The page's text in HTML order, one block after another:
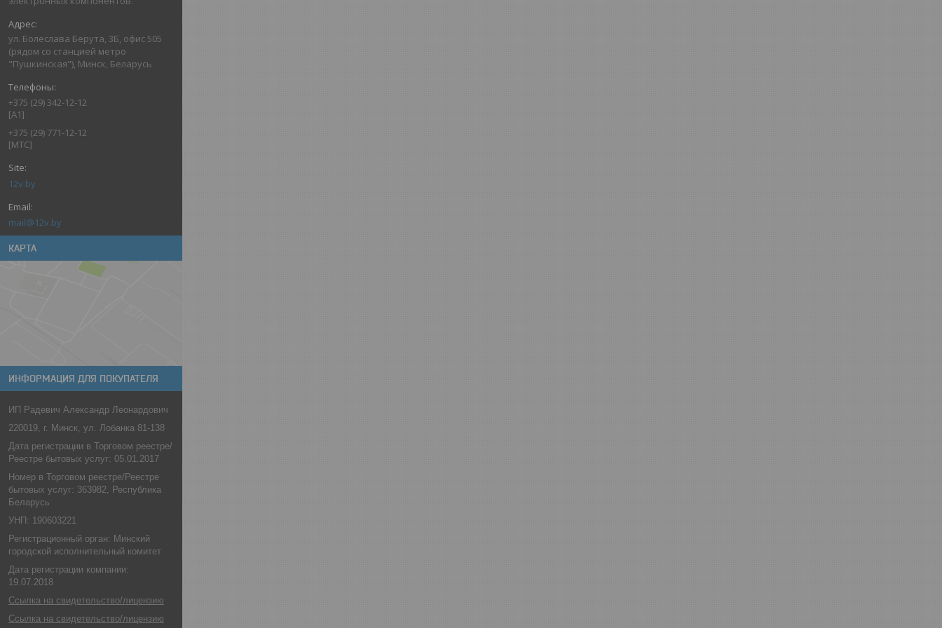
ул. Болеслава Берута, 3Б, офис 505
(рядом со станцией метро
"Пушкинская"), Минск, Беларусь
+375 (29) 342-12-12
[A1]
+375 (29) 771-12-12
[МТС]
12v.by
mail@12v.by
КАРТА
ИНФОРМАЦИЯ ДЛЯ ПОКУПАТЕЛЯ
ИП Радевич Александр Леонардович
220019, г. Минск, ул. Лобанка 81-138
Дата регистрации в Торговом реестре/
Реестре бытовых услуг: 05.01.2017
Номер в Торговом реестре/Реестре
бытовых услуг: 363982, Республика
Беларусь
УНП: 190603221
Регистрационный орган: Минский
городской исполнительный комитет
Дата регистрации компании:
19.07.2018
Ссылка на свидетельство/лицензию
Ссылка на свидетельство/лицензию